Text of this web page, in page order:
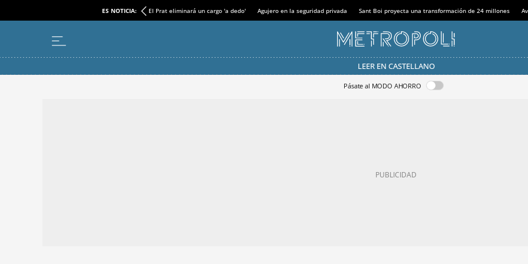
ES NOTICIA: El Prat eliminará un cargo 'a dedo' Agujero en la seguridad privada Sant Boi proyecta una transformación de 24 millones
LEER EN CASTELLANO
Pásate al MODO AHORRO